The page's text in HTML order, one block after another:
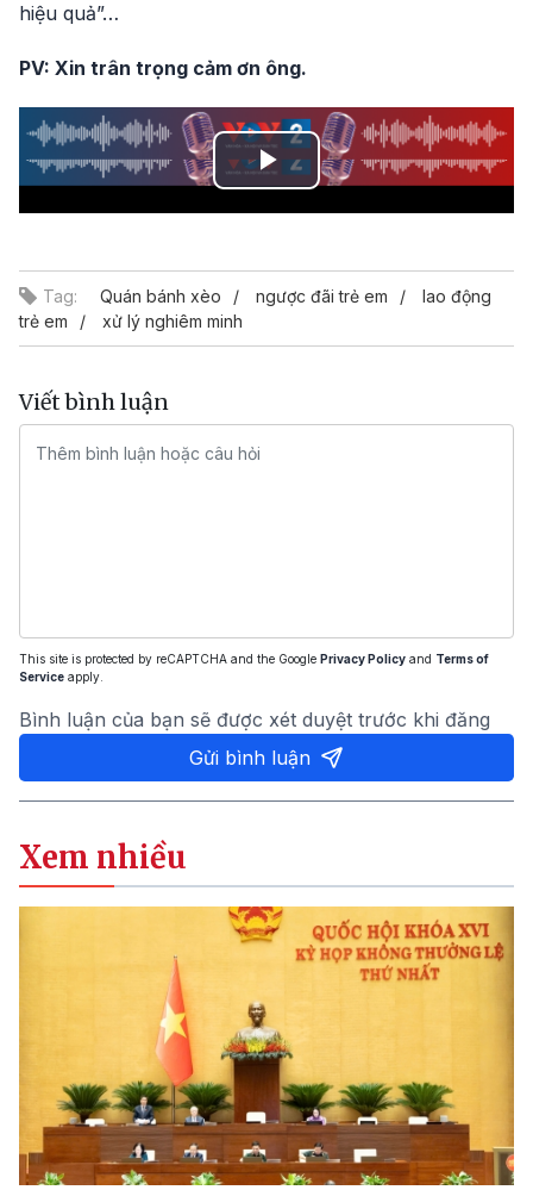
hiệu quả”…
PV: Xin trân trọng cảm ơn ông.
Play
Tag: Quán bánh xèo ngược đãi trẻ em
lao động
trẻ em
xử lý nghiêm minh
Viết bình luận
This site is protected by reCAPTCHA and the Google Privacy Policy and Terms of
Service apply.
Bình luận của bạn sẽ được xét duyệt trước khi đăng
Gửi bình luận
Xem nhiều